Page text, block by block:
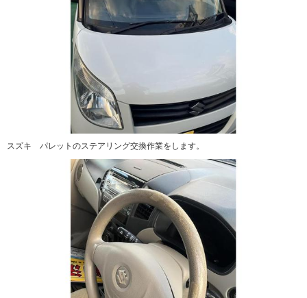
スズキ パレットのステアリング交換作業をします。